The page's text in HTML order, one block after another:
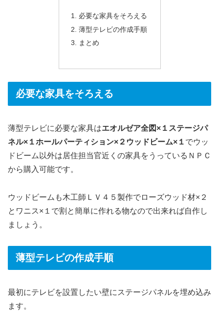
必要な家具をそろえる
薄型テレビの作成手順
まとめ
必要な家具をそろえる
薄型テレビに必要な家具はエオルゼア全図×１ステージパ
ネル×１ホールパーティション×２ウッドビーム×１ でウッ
ドビーム以外は居住担当官近くの家具をうっているＮＰＣ
から購入可能です。
ウッドビームも木工師ＬＶ４５製作でローズウッド材×２
とワニス×１で割と簡単に作れる物なので出来れば自作し
ましょう。
薄型テレビの作成手順
最初にテレビを設置したい壁にステージパネルを埋め込み
ます。